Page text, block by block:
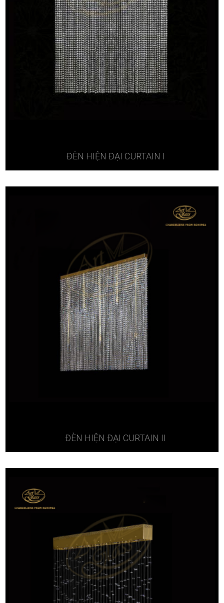
ĐÈN HIỆN ĐẠI CURTAIN I
ĐÈN HIỆN ĐẠI CURTAIN II